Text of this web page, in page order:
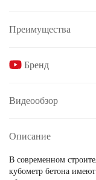
Преимущества
Бренд
Видеообзор
Описание
В современном
кубометр бетона